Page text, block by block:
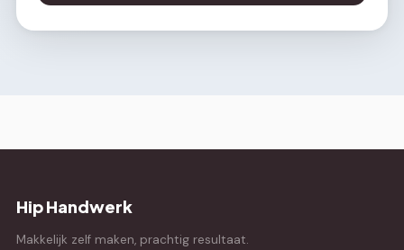
Hip Handwerk
Makkelijk zelf maken, prachtig resultaat.